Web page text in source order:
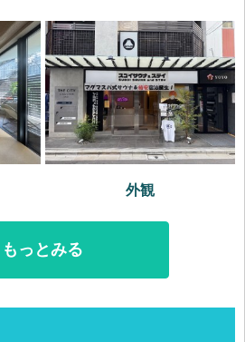
外観
もっとみる